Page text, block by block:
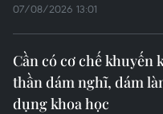
07/08/2026 13:01
Cần có cơ chế khuyến
thần dám nghĩ, dám
dụng khoa học